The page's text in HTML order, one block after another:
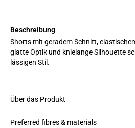
Beschreibung
Shorts mit geradem Schnitt,
glatte Optik und knielange Silhouette
lässigen Stil.
Über das Produkt
Preferred fibres & materials